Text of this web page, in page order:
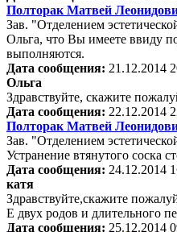
Полторак Матвей
Зав. "Отделением
Ольга, что Вы имеете ввиду
выполняются.
Дата сообщения: 21.12.2014
Ольга
Здравствуйте, скажите
Дата сообщения: 22.12.2014
Полторак Матвей
Зав. "Отделением
Устранение втянутого соска
Дата сообщения: 24.12.2014
катя
Здравствуйте,скажите
Е двух родов и длительного
Дата сообщения: 25.12.2014